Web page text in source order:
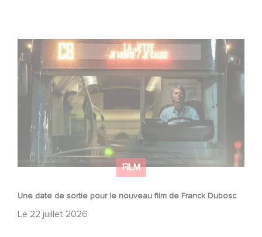
FILM
Une date de sortie pour le nouveau film de Franck Dubosc
Le 22 juillet 2026
Une date de sortie pour le nouveau film de Franck
Dubosc